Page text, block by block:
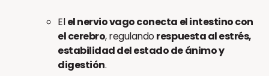
Elel nervio vago conecta el intestino con
el cerebro, regulandorespuesta al estrés,
estabilidad del estado de ánimo y
digestión.